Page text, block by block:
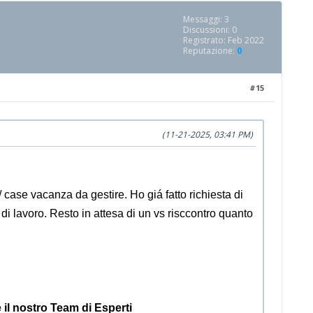
Messaggi: 3
Discussioni: 0
Registrato: Feb 2022
Reputazione: 0
#15
(11-21-2025, 03:41 PM)
vacanza da gestire. Ho giá fatto richiesta di
lavoro. Resto in attesa di un vs risccontro quanto
nostro Team di Esperti